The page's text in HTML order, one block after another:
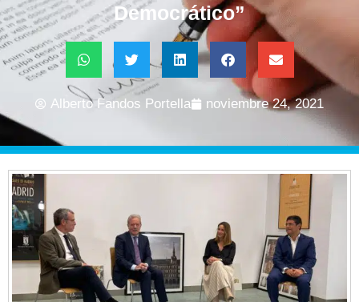
Democrático”
Alberto Fandos Portella noviembre 24, 2021